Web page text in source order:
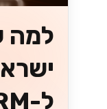
למה
ל-Lynxbe CRM